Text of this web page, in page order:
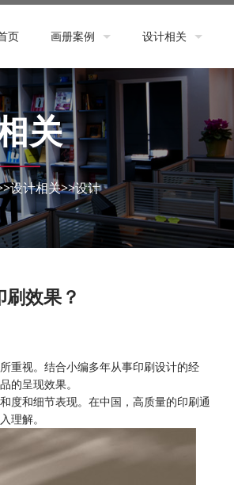
页 画册案例
设计案例
印刷案例
设计相关
策划
印刷
设计
关
设计相关>>设计
效果？
重视。结合小编多年从事印刷设计的经
的呈现效果。
度和细节表现。在中国，高质量的印刷通
理解。